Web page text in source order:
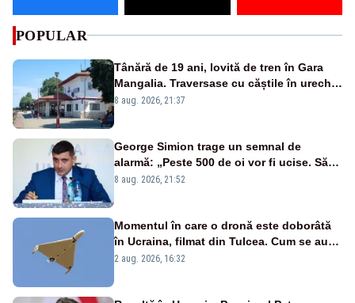
POPULAR
Tânără de 19 ani, lovită de tren în Gara
Mangalia. Traversase cu căștile în urechi
liniile printr-un loc nepermis
8 aug. 2026, 21:37
George Simion trage un semnal de
alarmă: „Peste 500 de oi vor fi ucise. Să
vedem dacă ciobanii vor fi despăgubiți”
8 aug. 2026, 21:52
Momentul în care o dronă este doborâtă
în Ucraina, filmat din Tulcea. Cum se aude
sunetul războiului la graniță - VIDEO
2 aug. 2026, 16:32